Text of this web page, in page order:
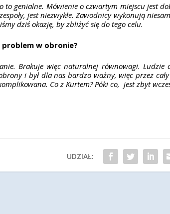
to genialne. Mówienie o czwartym miejscu jest
jest niezwykłe. Zawodnicy wykonują
dziś okazję, by zbliżyć się do tego celu.
w obronie?
Brakuje więc naturalnej równowagi.
i był dla nas bardzo ważny, więc przez
Co z Kurtem? Póki co, jest zbyt
UDZIAŁ: